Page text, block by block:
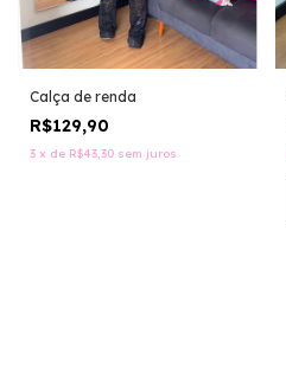
Calça de renda
R$129,90
3 x de R$43,30 sem juros